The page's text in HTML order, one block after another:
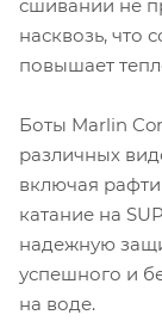
сшивании не
насквозь, что
повышает
Боты Marlin
различных
включая
катание на
надежную
успешного и
на воде.